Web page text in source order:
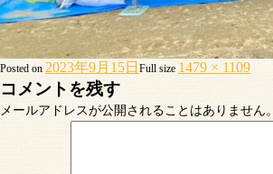
Posted on 2023年9月15日 Full size 1479 × 1109
コメントを残す
メールアドレスが公開されることはありません。